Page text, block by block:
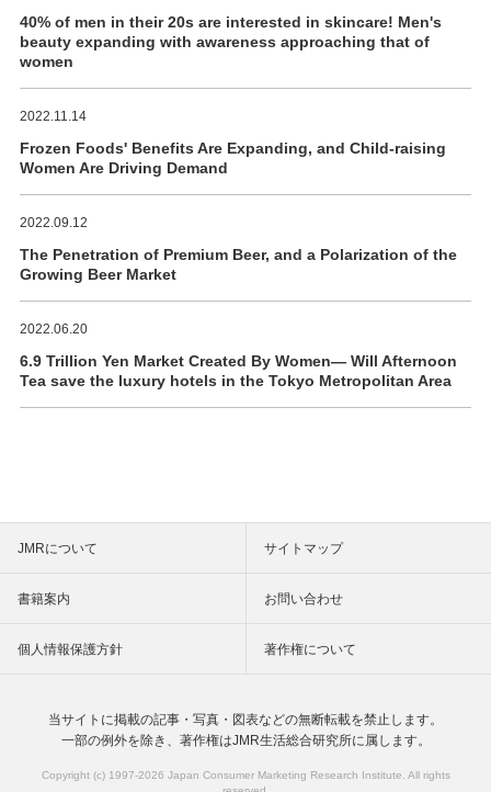
40% of men in their 20s are interested in skincare! Men's
beauty expanding with awareness approaching that of
women
2022.11.14
Frozen Foods' Benefits Are Expanding, and Child-raising
Women Are Driving Demand
2022.09.12
The Penetration of Premium Beer, and a Polarization of the
Growing Beer Market
2022.06.20
6.9 Trillion Yen Market Created By Women― Will Afternoon
Tea save the luxury hotels in the Tokyo Metropolitan Area
JMRについて サイトマップ
書籍案内 お問い合わせ
個人情報保護方針 著作権について
当サイトに掲載の記事・写真・図表などの無断転載を禁止します。
一部の例外を除き、著作権はJMR生活総合研究所に属します。
Copyright (c) 1997-2026 Japan Consumer Marketing Research Institute. All rights